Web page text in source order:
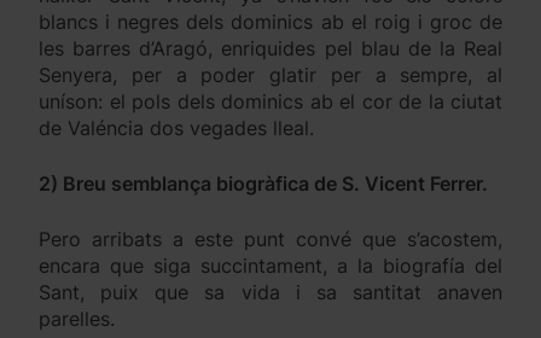
blancs i negres dels dominics ab el roig i groc de
les barres d’Aragó, enriquides pel blau de la Real
Senyera, per a poder glatir per a sempre, al
uníson: el pols dels dominics ab el cor de la ciutat
de Valéncia dos vegades lleal.
2) Breu semblança biogràfica de S. Vicent Ferrer.
Pero arribats a este punt convé que s’acostem,
encara que siga succintament, a la biografía del
Sant, puix que sa vida i sa santitat anaven
parelles.